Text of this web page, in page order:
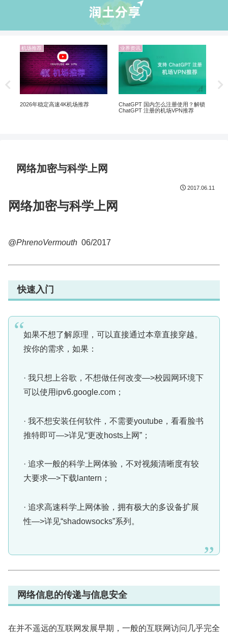
机场推荐
2026年稳定高速4K机场推荐
业界资讯
ChatGPT 国内怎么注册使用？解锁
ChatGPT 注册的机场VPN推荐
网络加密与科学上网
2017.06.11
网络加密与科学上网
@PhrenoVermouth 06/2017
快速入门
如果不想了解原理，可以直接通过本章直接穿越。
按你的需求，如果：
· 我只想上谷歌，不想做任何改变—>校园网环境下
可以使用ipv6.google.com；
· 我不想安装任何软件，不需要youtube，看看脸书
推特即可—>详见“更改hosts上网”；
· 追求一般的科学上网体验，不对视频清晰度有较
大要求—>下载lantern；
· 追求高速科学上网体验，拥有极大的多设备扩展
性—>详见“shadowsocks”系列。
网络信息的传递与信息安全
在并不遥远的互联网发展早期，一般的互联网访问几乎完全